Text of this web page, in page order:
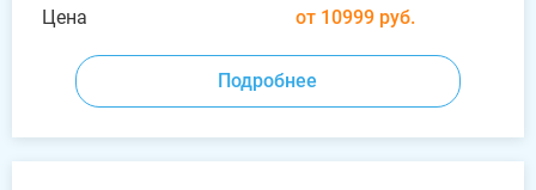
Цена
от 10999 руб.
Подробнее